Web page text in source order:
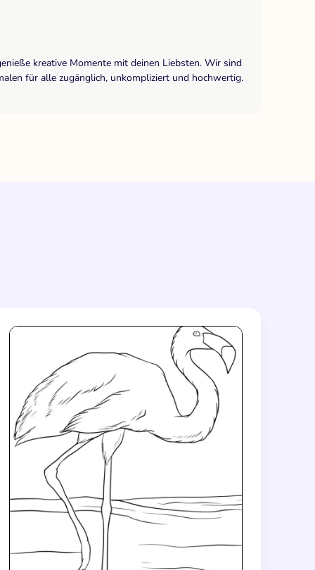
kreative Momente mit deinen Liebsten. Wir sind
für alle zugänglich, unkompliziert und hochwertig.